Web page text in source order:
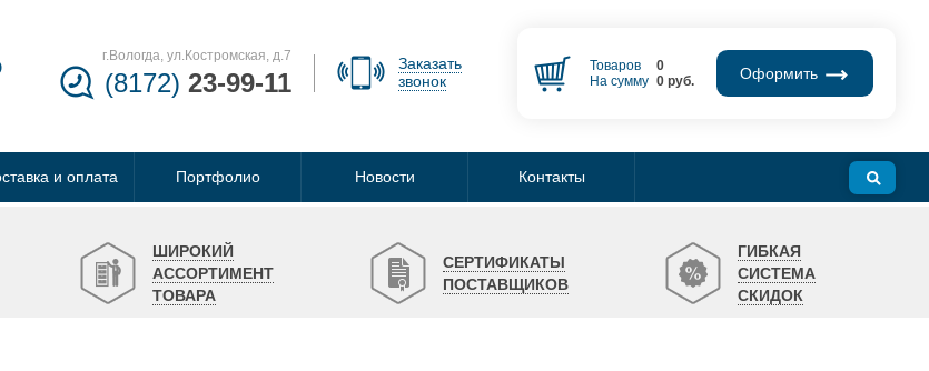
г.Вологда, ул.Костромская, д.7
(8172) 23-99-11
Заказать
звонок
Товаров
0
На сумму 0руб. Оформить
и оплата Портфолио Новости Контакты
ШИРОКИЙ
АССОРТИМЕНТ
ТОВАРА
СЕРТИФИКАТЫ
ПОСТАВЩИКОВ
ГИБКАЯ
СИСТЕМА
СКИДОК